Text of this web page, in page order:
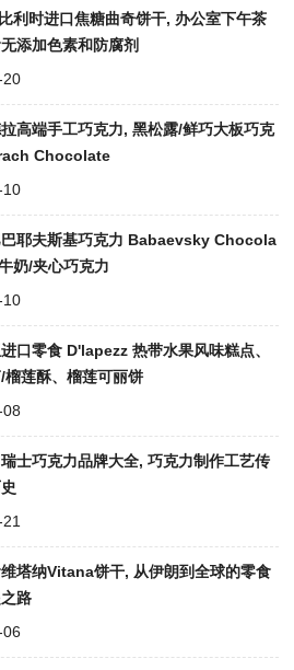
利时进口焦糖曲奇饼干, 办公室下午茶
添加色素和防腐剂
20
高端手工巧克力, 黑松露/鲜巧大板巧克
Chocolate
10
耶夫斯基巧克力 Babaevsky Chocola
奶/夹心巧克力
10
口零食 D'lapezz 热带水果风味糕点、
榴莲酥、榴莲可丽饼
士巧克力品牌大全, 巧克力制作工艺传
塔纳Vitana饼干, 从伊朗到全球的零食
路